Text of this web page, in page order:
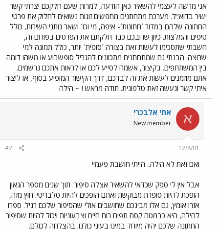
אני מרשה לעצמי להשאיר כאן הודעה, למרות שעם חלקכם יצרתי קשר
ישיר בדוא"ל. מערכת מתחתנים מחפשים זוגות נשואים לחלוק את פרטי
החתונה שלהם במדור ´חתונות´- איפה, מי וכו´ ושאר נותני השירות, כולל
טיפים והמלצות. כיוון שרובכם כבר חלקתם את הפרטים בפורום זה,
חשבתי שתסכימו לעשות זאת בצורה ´סופית´ יותר, כולל תמונה למי
שרוצה. הבנתי גם שמתחתנים מתכוונים להגריל סופשבוע או משהו דומה
בין המשתתפים. בקיצור, אשמח לסייע לכם או לראות אתכם נרשמים.
אתם מוזמנים לעשות את זה לבדכם, דרך הקישור המופיע בסוף, או ליצור
איתי קשר ונעשה זאת טלפונית. תודה מראש ! ~ הילה
א אתי אלבכרי
New member
12/8/01
#2
ואם זאת לא הילה.. הייתי חושבת פעמיי
אבל אין לי ספק שכדאי להשאיר אצלה סיפור. תוך שנים מספר הגאון
הופכת להיות סופרת מבוקשת ואתם הופכים להיות סלבריטי. חוץ מזה,
אזרו אומץ, גם אלו מבינכם שחושבים אולי שהסיפור שלכם רגיל. ספרו
להילה, היא כבמטה קסם תפיח רוח חיים וצבעוניות ויכול להיות שסיפור
החתונה שלכם יהיה מיוחד במינו בעיני כולנו. בהצלחה לכולם.